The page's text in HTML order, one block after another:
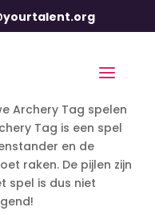
Archery Tag spelen
Tag is een spel
en de
raken. De pijlen zijn
spel is dus niet